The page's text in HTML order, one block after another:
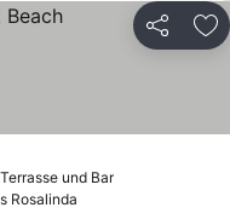
Teilen
und Bar
Rosalinda